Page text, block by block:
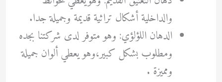
والداخلية أشكال تراثية قديمة وجميلة جدا.
الدهان اللؤلؤي: وهو متوفر لدى شركتنا بجده
ومطلوب بشكل كبير،وهو يعطي ألوان جميلة
ومميزة .